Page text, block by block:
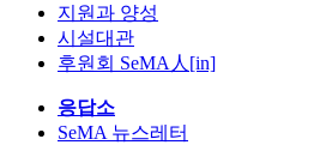
지원과 양성
시설대관
후원회 SeMA人[in]
응답소
SeMA 뉴스레터